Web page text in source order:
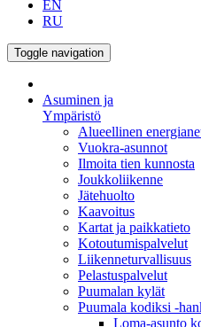
EN
RU
Toggle navigation
Asuminen ja
Ympäristö
Alueellinen
Vuokra-asunnot
Ilmoita tien kunnosta
Joukkoliikenne
Jätehuolto
Kaavoitus
Kartat ja paikkatieto
Kotoutumispalvelut
Liikenneturvallisuus
Pelastuspalvelut
Puumalan kylät
Puumala kodiksi -
Loma-asunto